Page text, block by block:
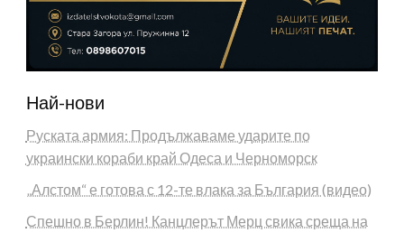
Най-нови
Руската армия: Продължаваме ударите по
украински кораби край Одеса и Черноморск
„Алстом“ е готова с 12-те влака за България (видео)
Спешно в Берлин! Канцлерът Мерц свика среща на